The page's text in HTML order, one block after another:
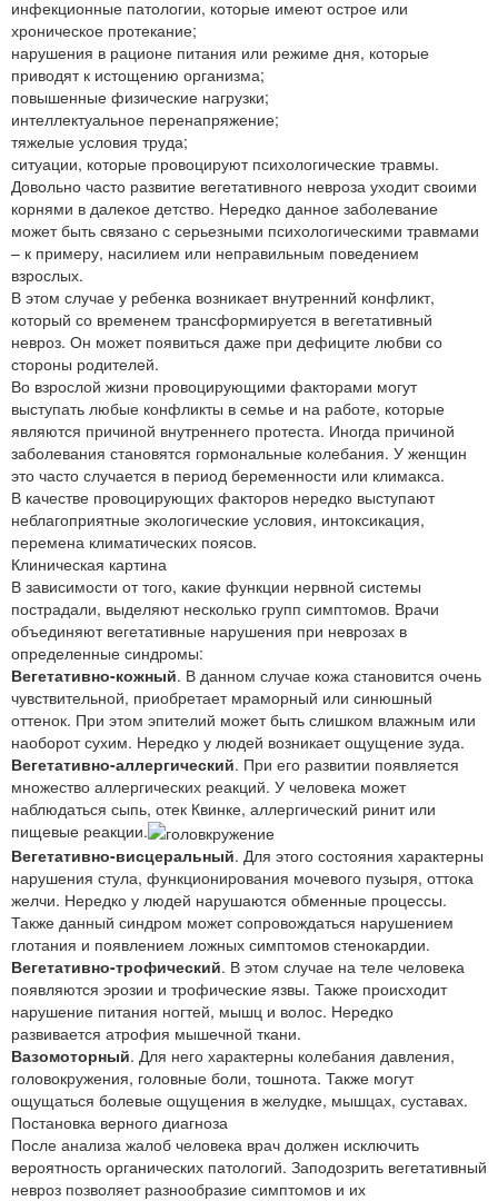
инфекционные патологии, которые имеют острое или
хроническое протекание;
нарушения в рационе питания или режиме дня, которые
приводят к истощению организма;
повышенные физические нагрузки;
интеллектуальное перенапряжение;
тяжелые условия труда;
ситуации, которые провоцируют психологические травмы.
Довольно часто развитие вегетативного невроза уходит своими
корнями в далекое детство. Нередко данное заболевание
может быть связано с серьезными психологическими травмами
– к примеру, насилием или неправильным поведением
взрослых.
В этом случае у ребенка возникает внутренний конфликт,
который со временем трансформируется в вегетативный
невроз. Он может появиться даже при дефиците любви со
стороны родителей.
Во взрослой жизни провоцирующими факторами могут
выступать любые конфликты в семье и на работе, которые
являются причиной внутреннего протеста. Иногда причиной
заболевания становятся гормональные колебания. У женщин
это часто случается в период беременности или климакса.
В качестве провоцирующих факторов нередко выступают
неблагоприятные экологические условия, интоксикация,
перемена климатических поясов.
Клиническая картина
В зависимости от того, какие функции нервной системы
пострадали, выделяют несколько групп симптомов. Врачи
объединяют вегетативные нарушения при неврозах в
определенные синдромы:
Вегетативно-кожный. В данном случае кожа становится очень
чувствительной, приобретает мраморный или синюшный
оттенок. При этом эпителий может быть слишком влажным или
наоборот сухим. Нередко у людей возникает ощущение зуда.
Вегетативно-аллергический. При его развитии появляется
множество аллергических реакций. У человека может
наблюдаться сыпь, отек Квинке, аллергический ринит или
пищевые реакции.
Вегетативно-висцеральный. Для этого состояния характерны
нарушения стула, функционирования мочевого пузыря, оттока
желчи. Нередко у людей нарушаются обменные процессы.
Также данный синдром может сопровождаться нарушением
глотания и появлением ложных симптомов стенокардии.
Вегетативно-трофический. В этом случае на теле человека
появляются эрозии и трофические язвы. Также происходит
нарушение питания ногтей, мышц и волос. Нередко
развивается атрофия мышечной ткани.
Вазомоторный. Для него характерны колебания давления,
головокружения, головные боли, тошнота. Также могут
ощущаться болевые ощущения в желудке, мышцах, суставах.
Постановка верного диагноза
После анализа жалоб человека врач должен исключить
вероятность органических патологий. Заподозрить вегетативный
невроз позволяет разнообразие симптомов и их